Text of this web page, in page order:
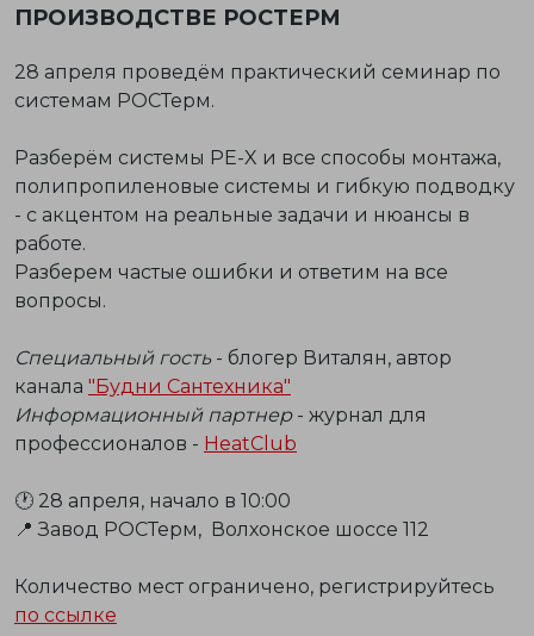
ПРОИЗВОДСТВЕ РОСТЕРМ
28 апреля проведём практический семинар по
системам РОСТерм.
Разберём системы PE-X и все способы монтажа,
полипропиленовые системы и гибкую подводку
- с акцентом на реальные задачи и нюансы в
работе.
Разберем частые ошибки и ответим на все
вопросы.
Специальный гость- блогер Виталян, автор
канала "Будни Сантехника"
Информационный партнер- журнал для
профессионалов - НeatClub
🕐 28 апреля, начало в 10:00
📍 Завод РОСТерм, Волхонское шоссе 112
Количество мест ограничено, регистрируйтесь
по ссылке